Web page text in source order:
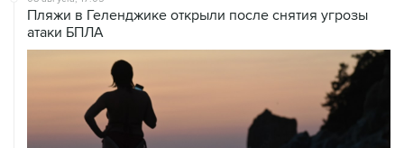
Пляжи в Геленджике открыли после снятия угрозы
атаки БПЛА